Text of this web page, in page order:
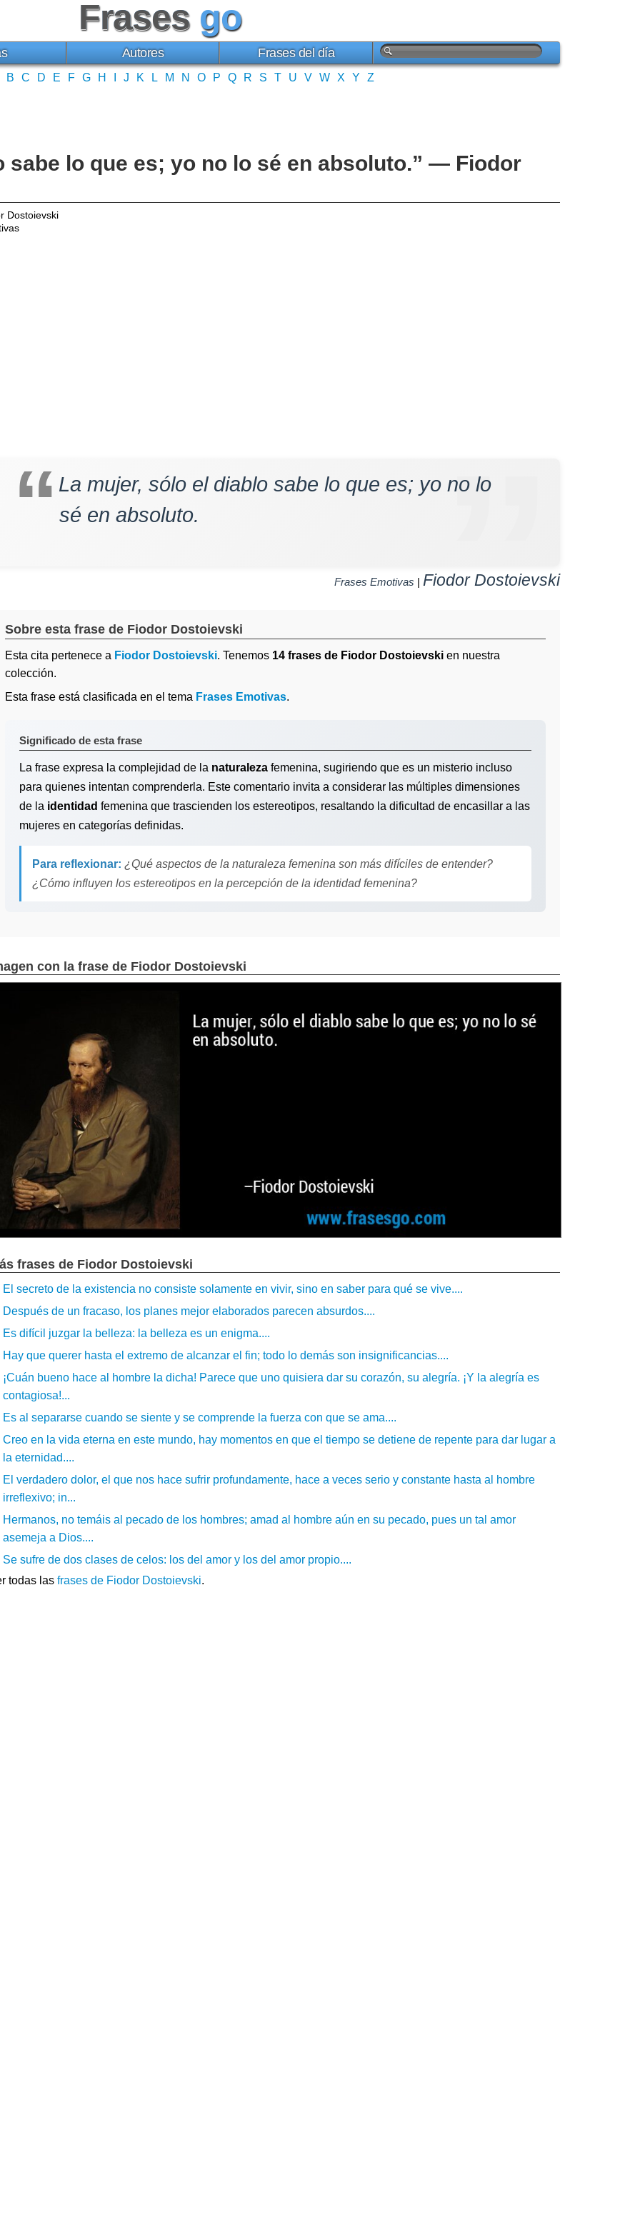
Frases go
Autores Frases del día
B C D E F G H J K L M N O P Q R S T U V W X Y Z
sabe lo que es; yo no lo sé en absoluto.” — Fiodor
Dostoievski
La mujer, sólo el diablo sabe lo que es; yo no lo
sé en absoluto.
Frases Emotivas | Fiodor Dostoievski
Sobre esta frase de Fiodor Dostoievski
Esta cita pertenece a Fiodor Dostoievski. Tenemos 14 frases de Fiodor Dostoievski en nuestra
colección.
Esta frase está clasificada en el tema Frases Emotivas.
Significado de esta frase
La frase expresa la complejidad de la naturaleza femenina, sugiriendo que es un misterio incluso
para quienes intentan comprenderla. Este comentario invita a considerar las múltiples dimensiones
de la identidad femenina que trascienden los estereotipos, resaltando la dificultad de encasillar a las
mujeres en categorías definidas.
Para reflexionar: ¿Qué aspectos de la naturaleza femenina son más difíciles de entender?
¿Cómo influyen los estereotipos en la percepción de la identidad femenina?
con la frase de Fiodor Dostoievski
frases de Fiodor Dostoievski
El secreto de la existencia no consiste solamente en vivir, sino en saber para qué se vive....
Después de un fracaso, los planes mejor elaborados parecen absurdos....
Es difícil juzgar la belleza: la belleza es un enigma....
Hay que querer hasta el extremo de alcanzar el fin; todo lo demás son insignificancias....
¡Cuán bueno hace al hombre la dicha! Parece que uno quisiera dar su corazón, su alegría. ¡Y la alegría es
contagiosa!...
Es al separarse cuando se siente y se comprende la fuerza con que se ama....
Creo en la vida eterna en este mundo, hay momentos en que el tiempo se detiene de repente para dar lugar a
la eternidad....
El verdadero dolor, el que nos hace sufrir profundamente, hace a veces serio y constante hasta al hombre
irreflexivo; in...
Hermanos, no temáis al pecado de los hombres; amad al hombre aún en su pecado, pues un tal amor
asemeja a Dios....
Se sufre de dos clases de celos: los del amor y los del amor propio....
todas las frases de Fiodor Dostoievski.